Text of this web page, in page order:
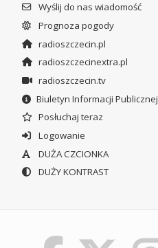
Wyślij do nas wiadomość
Prognoza pogody
radioszczecin.pl
radioszczecinextra.pl
radioszczecin.tv
Biuletyn Informacji Publicznej
Posłuchaj teraz
Logowanie
DUŻA CZCIONKA
DUŻY KONTRAST